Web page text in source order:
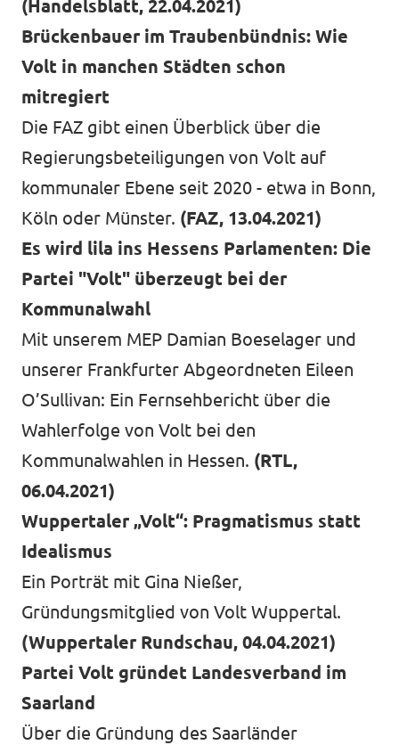
(Handelsblatt, 22.04.2021)
Brückenbauer im Traubenbündnis: Wie
Volt in manchen Städten schon
mitregiert
Die FAZ gibt einen Überblick über die
Regierungsbeteiligungen von Volt auf
kommunaler Ebene seit 2020 - etwa in Bonn,
Köln oder Münster. (FAZ, 13.04.2021)
Es wird lila ins Hessens Parlamenten: Die
Partei "Volt" überzeugt bei der
Kommunalwahl
Mit unserem MEP Damian Boeselager und
unserer Frankfurter Abgeordneten Eileen
O’Sullivan: Ein Fernsehbericht über die
Wahlerfolge von Volt bei den
Kommunalwahlen in Hessen. (RTL,
06.04.2021)
Wuppertaler „Volt“: Pragmatismus statt
Idealismus
Ein Porträt mit Gina Nießer,
Gründungsmitglied von Volt Wuppertal.
(Wuppertaler Rundschau, 04.04.2021)
Partei Volt gründet Landesverband im
Saarland
Über die Gründung des Saarländer